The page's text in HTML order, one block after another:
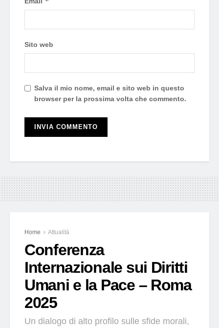
Sito web
Salva il mio nome, email e sito web in questo
browser per la prossima volta che commento.
Home Attualità
Conferenza
Internazionale sui Diritti
Umani e la Pace – Roma
2025
Un dialogo di alto profilo sulle sfide morali,